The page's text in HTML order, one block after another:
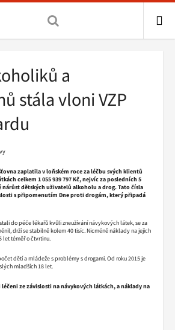
a
stála vloni VZP
zaplatila v loňském roce za léčbu svých klientů
celkem 1 055 939 797 Kč, nejvíc za posledních 5
dětských uživatelů alkoholu a drog. Tato čísla
s připomenutím Dne proti drogám, který připadá
do péče lékařů kvůli zneužívání návykových látek, se za
drží se stabilně kolem 40 tisíc. Nicméně náklady na jejich
let téměř o čtvrtinu.
dětí a mládeže s problémy s drogami. Od roku 2015 je
mladších 18 let.
ze závislosti na návykovýchlátkách, a náklady na